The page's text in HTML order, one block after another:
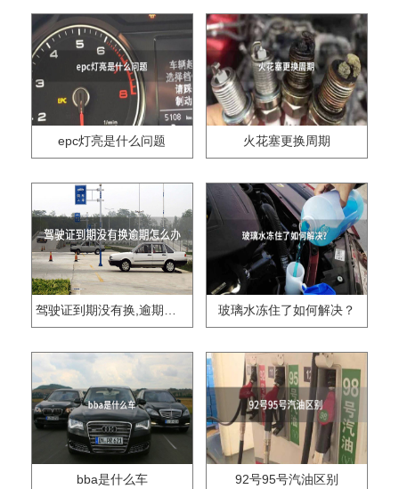
epc灯亮是什么问题 火花塞更换周期
驾驶证到期没有换,逾期怎么办?? 玻璃水冻住了如何解决？
bba是什么车 92号95号汽油区别